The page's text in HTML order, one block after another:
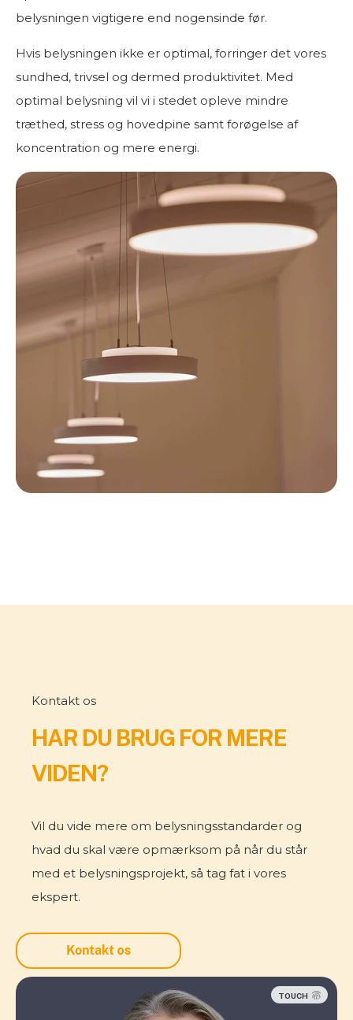
belysningen vigtigere end nogensinde før.
Hvis belysningen ikke er optimal, forringer det vores
sundhed, trivsel og dermed produktivitet. Med
optimal belysning vil vi i stedet opleve mindre
træthed, stress og hovedpine samt forøgelse af
koncentration og mere energi.
Kontakt os
HAR DU BRUG FOR MERE
VIDEN?
Vil du vide mere om belysningsstandarder og
hvad du skal være opmærksom på når du står
med et belysningsprojekt, så tag fat i vores
ekspert.
TOUCH